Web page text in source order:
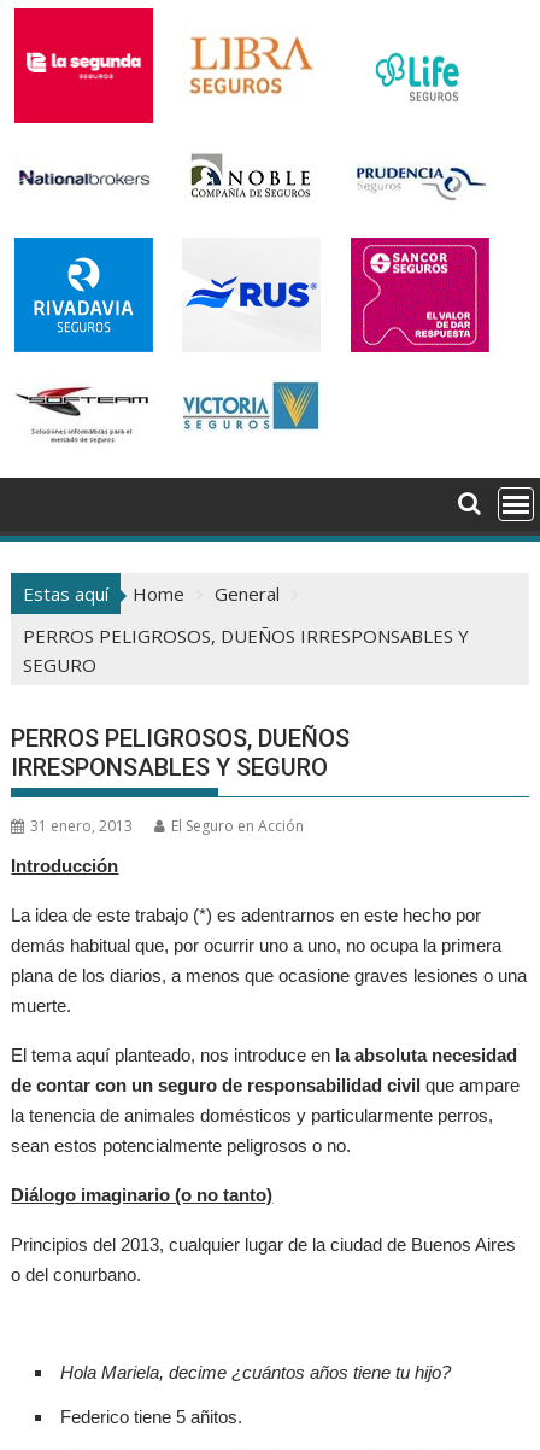
Estas aquí Home
General
PERROS PELIGROSOS, DUEÑOS IRRESPONSABLES Y
SEGURO
PERROS PELIGROSOS, DUEÑOS
IRRESPONSABLES Y SEGURO
31 enero, 2013
El Seguro en Acción
Introducción
La idea de este trabajo (*) es adentrarnos en este hecho por
demás habitual que, por ocurrir uno a uno, no ocupa la primera
plana de los diarios, a menos que ocasione graves lesiones o una
muerte.
El tema aquí planteado, nos introduce en la absoluta necesidad
de contar con un seguro de responsabilidad civil que ampare
la tenencia de animales domésticos y particularmente perros,
sean estos potencialmente peligrosos o no.
Diálogo imaginario (o no tanto)
Principios del 2013, cualquier lugar de la ciudad de Buenos Aires
o del conurbano.
Hola Mariela, decime ¿cuántos años tiene tu hijo?
Federico tiene 5 añitos.